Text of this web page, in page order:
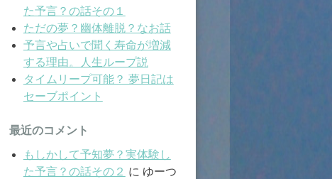
た予言？の話その１
ただの夢？幽体離脱？なお話
予言や占いで聞く寿命が増減
する理由。人生ループ説
タイムリープ可能？ 夢日記は
セーブポイント
最近のコメント
もしかして予知夢？実体験し
た予言？の話その２ に ゆーつ